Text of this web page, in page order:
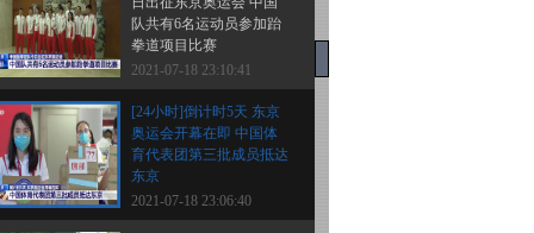
队共有6名运动员参加跆
拳道项目比赛
2021-07-18 23:10:41
[24小时]倒计时5天 东京
奥运会开幕在即 中国体
育代表团第三批成员抵达
东京
2021-07-18 23:06:40